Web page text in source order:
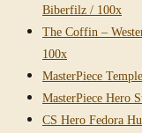
Biberfilz / 100x
The Coffin –
100x
MasterPiece
MasterPiece Hero
CS Hero Fedora